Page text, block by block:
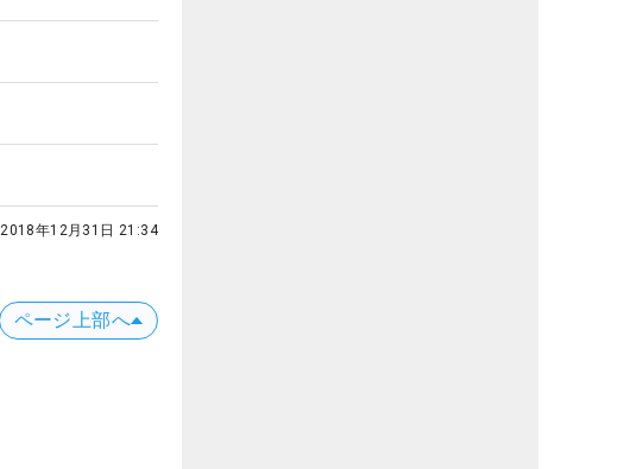
2018年12月31日 21:34
ページ上部へ